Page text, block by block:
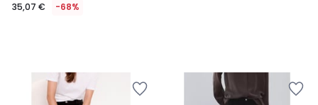
35,07 € -68%